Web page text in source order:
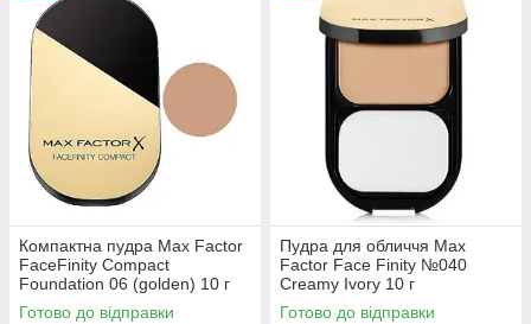
Компактна пудра Max Factor
FaceFinity Compact
Foundation 06 (golden) 10 г
Готово до відправки
Пудра для обличчя Max
Factor Face Finity №040
Creamy Ivory 10 г
Готово до відправки